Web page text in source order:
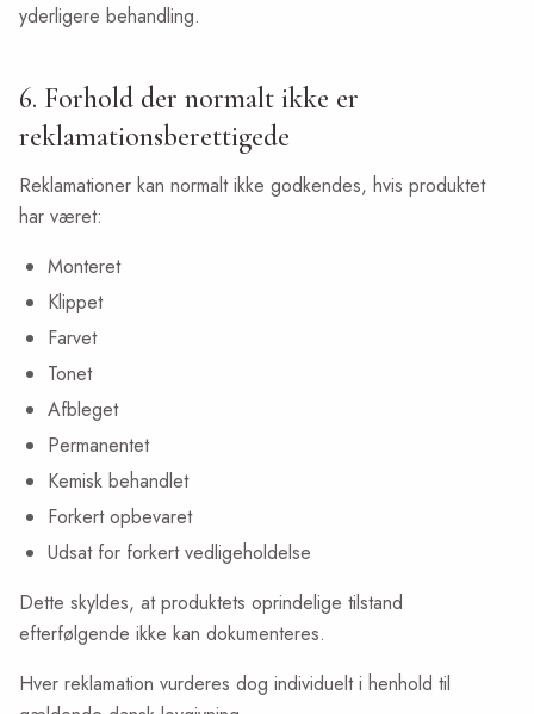
yderligere behandling.
6. Forhold der normalt ikke er
reklamationsberettigede
Reklamationer kan normalt ikke godkendes, hvis produktet
har været:
Monteret
Klippet
Farvet
Tonet
Afbleget
Permanentet
Kemisk behandlet
Forkert opbevaret
Udsat for forkert vedligeholdelse
Dette skyldes, at produktets oprindelige tilstand
efterfølgende ikke kan dokumenteres.
Hver reklamation vurderes dog individuelt i henhold til